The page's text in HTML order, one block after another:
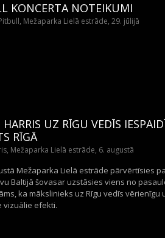
KONCERTA NOTEIKUMI
Pitbull, Mežaparka Lielā estrāde, 29. jūlijā
UZ RĪGU VEDĪS
RĪGĀ
Mežaparka Lielā estrāde, 6. augustā
Mežaparka Lielā estrāde pārvērtīsies
Baltijā šovasar uzstāsies viens no
ka mākslinieks uz Rīgu vedīs
vizuālie efekti.